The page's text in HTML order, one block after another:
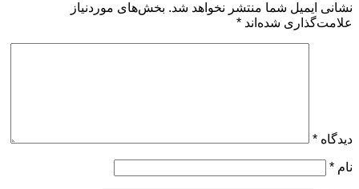
نشانی ایمیل شما منتشر نخواهد شد. بخش‌های موردنیاز
علامت‌گذاری شده‌اند *
دیدگاه *
نام *